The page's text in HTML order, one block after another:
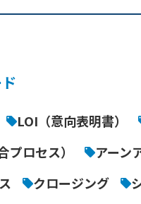
LOI（意向表明書）
プロセス）
アーン
クロージング